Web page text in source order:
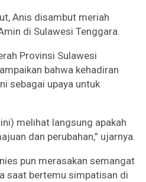
Anis disambut meriah
di Sulawesi Tenggara.
Provinsi Sulawesi
bahwa kehadiran
sebagai upaya untuk
melihat langsung apakah
dan perubahan,” ujarnya.
pun merasakan semangat
saat bertemu simpatisan di